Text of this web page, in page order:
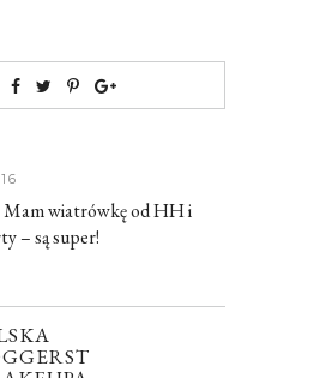
Mam wiatrówkę od HH i
– są super!